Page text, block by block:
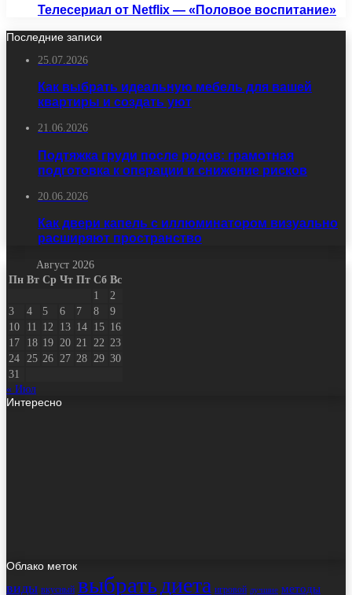
Телесериал от Netflix — «Половое воспитание»
Последние записи
25.07.2026
Как выбрать идеальную мебель для вашей
квартиры и создать уют
21.06.2026
Подтяжка груди после родов: грамотная
подготовка к операции и снижение рисков
20.06.2026
Как двери капель с иллюминатором визуально
расширяют пространство
Август 2026
Пн Вт Ср Чт Пт Сб Вс
1
2
3
4 5 6 7 8
9
10
11 12 13 14 15 16
17
18 19 20 21 22 23
24
25 26 27 28 29 30
31
« Июл
Интересно
Облако меток
виды вкусный выбратьдиета игровой лучшие методы